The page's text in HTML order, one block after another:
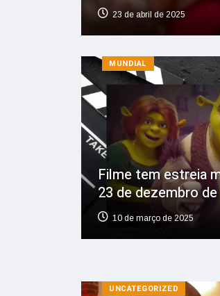
23 de abril de 2025
MUNDIAL
Filme tem estreia
23 de dezembro
10 de março de 2025
UNCATEGORIZED